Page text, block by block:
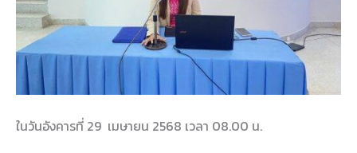
ในวันอังคารที่ 29 เมษายน 2568 เวลา 08.00 น.